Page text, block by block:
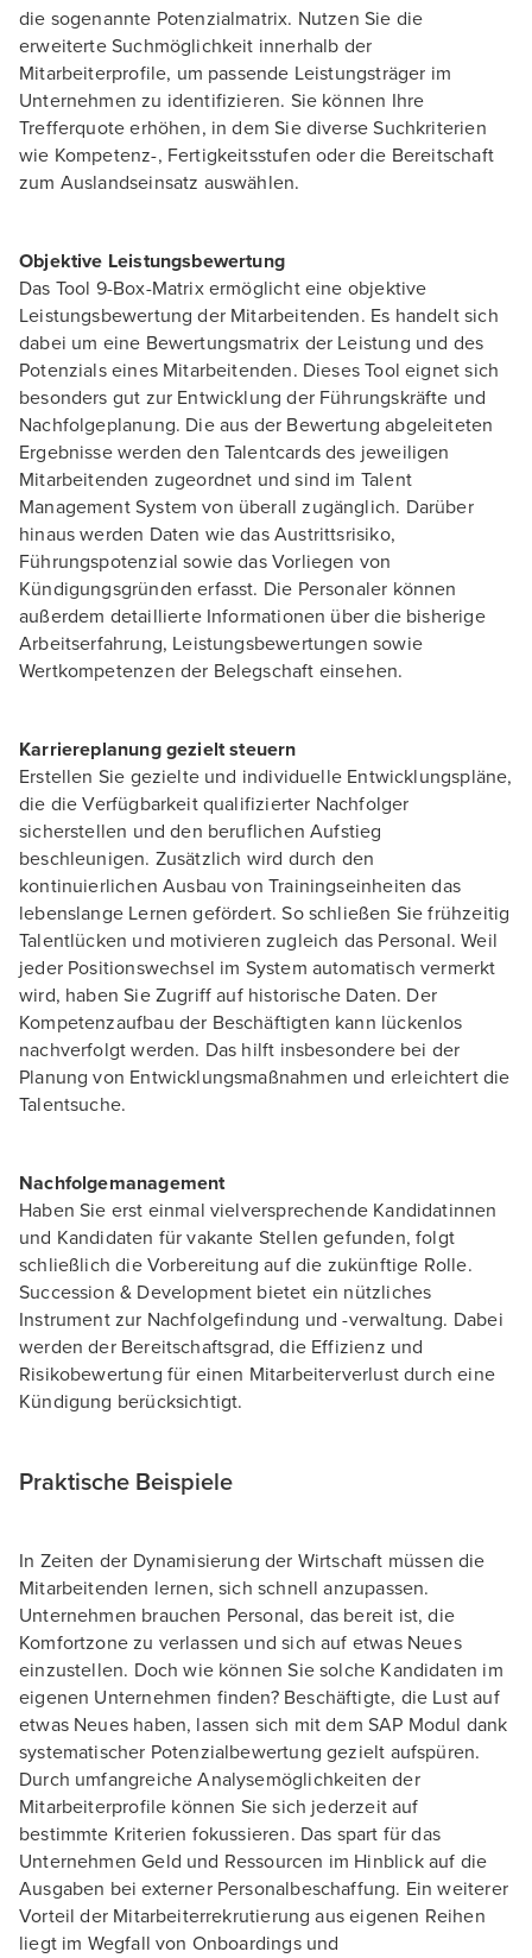
die sogenannte Potenzialmatrix. Nutzen Sie die
erweiterte Suchmöglichkeit innerhalb der
Mitarbeiterprofile, um passende Leistungsträger im
Unternehmen zu identifizieren. Sie können Ihre
Trefferquote erhöhen, in dem Sie diverse Suchkriterien
wie Kompetenz-, Fertigkeitsstufen oder die Bereitschaft
zum Auslandseinsatz auswählen.
Objektive Leistungsbewertung
Das Tool 9-Box-Matrix ermöglicht eine objektive
Leistungsbewertung der Mitarbeitenden. Es handelt sich
dabei um eine Bewertungsmatrix der Leistung und des
Potenzials eines Mitarbeitenden. Dieses Tool eignet sich
besonders gut zur Entwicklung der Führungskräfte und
Nachfolgeplanung. Die aus der Bewertung abgeleiteten
Ergebnisse werden den Talentcards des jeweiligen
Mitarbeitenden zugeordnet und sind im Talent
Management System von überall zugänglich. Darüber
hinaus werden Daten wie das Austrittsrisiko,
Führungspotenzial sowie das Vorliegen von
Kündigungsgründen erfasst. Die Personaler können
außerdem detaillierte Informationen über die bisherige
Arbeitserfahrung, Leistungsbewertungen sowie
Wertkompetenzen der Belegschaft einsehen.
Karriereplanung gezielt steuern
Erstellen Sie gezielte und individuelle Entwicklungspläne,
die die Verfügbarkeit qualifizierter Nachfolger
sicherstellen und den beruflichen Aufstieg
beschleunigen. Zusätzlich wird durch den
kontinuierlichen Ausbau von Trainingseinheiten das
lebenslange Lernen gefördert. So schließen Sie frühzeitig
Talentlücken und motivieren zugleich das Personal. Weil
jeder Positionswechsel im System automatisch vermerkt
wird, haben Sie Zugriff auf historische Daten. Der
Kompetenzaufbau der Beschäftigten kann lückenlos
nachverfolgt werden. Das hilft insbesondere bei der
Planung von Entwicklungsmaßnahmen und erleichtert die
Talentsuche.
Nachfolgemanagement
Haben Sie erst einmal vielversprechende Kandidatinnen
und Kandidaten für vakante Stellen gefunden, folgt
schließlich die Vorbereitung auf die zukünftige Rolle.
Succession & Development bietet ein nützliches
Instrument zur Nachfolgefindung und -verwaltung. Dabei
werden der Bereitschaftsgrad, die Effizienz und
Risikobewertung für einen Mitarbeiterverlust durch eine
Kündigung berücksichtigt.
Praktische Beispiele
In Zeiten der Dynamisierung der Wirtschaft müssen die
Mitarbeitenden lernen, sich schnell anzupassen.
Unternehmen brauchen Personal, das bereit ist, die
Komfortzone zu verlassen und sich auf etwas Neues
einzustellen. Doch wie können Sie solche Kandidaten im
eigenen Unternehmen finden? Beschäftigte, die Lust auf
etwas Neues haben, lassen sich mit dem SAP Modul dank
systematischer Potenzialbewertung gezielt aufspüren.
Durch umfangreiche Analysemöglichkeiten der
Mitarbeiterprofile können Sie sich jederzeit auf
bestimmte Kriterien fokussieren. Das spart für das
Unternehmen Geld und Ressourcen im Hinblick auf die
Ausgaben bei externer Personalbeschaffung. Ein weiterer
Vorteil der Mitarbeiterrekrutierung aus eigenen Reihen
liegt im Wegfall von Onboardings und